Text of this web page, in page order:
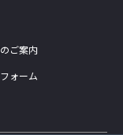
ご案内
ォーム